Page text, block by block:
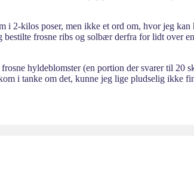
i 2-kilos poser, men ikke et ord om, hvor jeg
frosne ribs og solbær derfra for lidt over
hyldeblomster (en portion der svarer til 20
i tanke om det, kunne jeg lige pludselig ikke